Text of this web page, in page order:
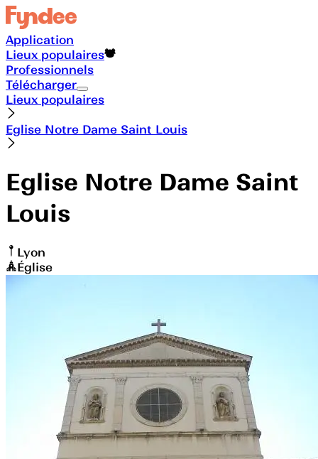
Application
Lieux populaires
Professionnels
Télécharger
Lieux populaires
Eglise Notre Dame Saint Louis
Eglise Notre Dame Saint
Louis
Lyon
Église